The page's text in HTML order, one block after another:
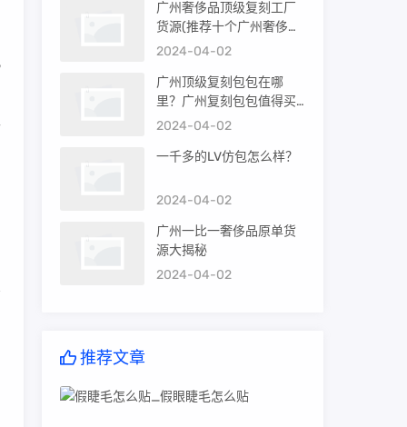
广州奢侈品顶级复刻工厂
货源(推荐十个广州奢侈品
购买渠道)
2024-04-02
广州顶级复刻包包在哪
里？广州复刻包包值得买
吗？
2024-04-02
一千多的LV仿包怎么样？
2024-04-02
广州一比一奢侈品原单货
源大揭秘
2024-04-02
推荐文章